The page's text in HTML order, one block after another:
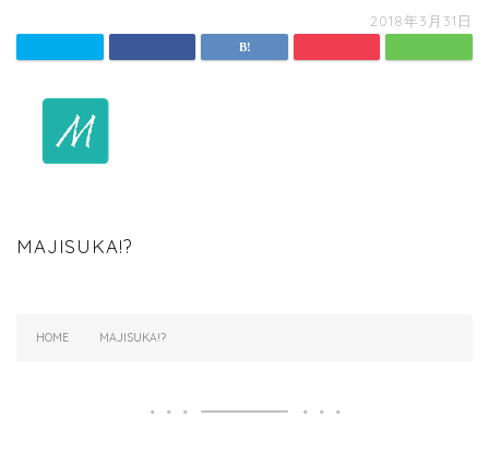
2018年3月31日
MAJISUKA!?
HOME MAJISUKA!?